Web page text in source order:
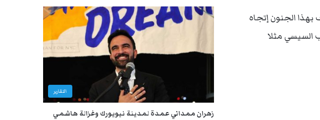
الجنون إتجاه
السيسي مثلا
التقارير
زهران ممداني عمدة لمدينة نيويورك وغزالة هاشمي